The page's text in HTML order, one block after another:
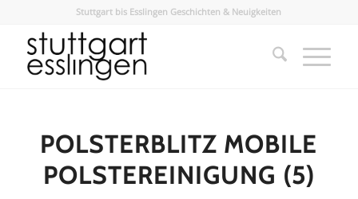
Stuttgart bis Esslingen Geschichten & Neuigkeiten
POLSTERBLITZ MOBILE
POLSTEREINIGUNG (5)